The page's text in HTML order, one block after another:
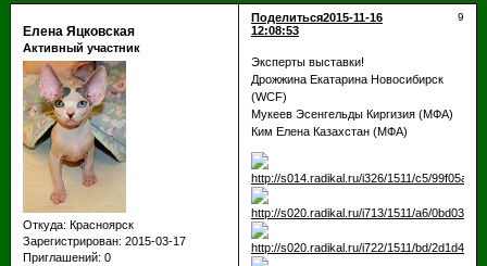
Поделиться 9
2015-11-16
12:08:53
Елена Яцковская
Активный участник
Откуда: Красноярск
Зарегистрирован: 2015-03-17
Приглашений: 0
Эксперты выставки!
Дрожжина Екатарина Новосибирск
(WCF)
Мукеев Эсенгельды Киргизия (МФА)
Ким Елена Казахстан (МФА)